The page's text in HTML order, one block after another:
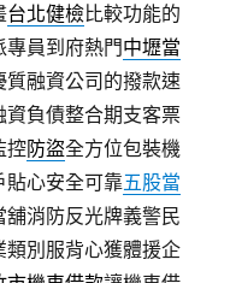
台北健檢比較功能的
員到府熱門中壢當
融資公司的撥款速
資負債整合期支客票
控防盜全方位包裝機
貼心安全可靠五股當
消防反光牌義警民
類別服背心獲體援企